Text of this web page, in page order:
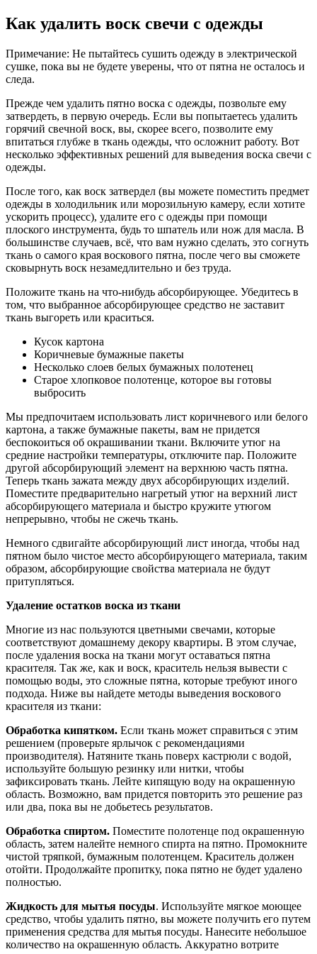
Как удалить воск свечи с одежды
Примечание: Не пытайтесь сушить одежду в электрической
сушке, пока вы не будете уверены, что от пятна не осталось и
следа.
Прежде чем удалить пятно воска с одежды, позвольте ему
затвердеть, в первую очередь. Если вы попытаетесь удалить
горячий свечной воск, вы, скорее всего, позволите ему
впитаться глубже в ткань одежды, что осложнит работу. Вот
несколько эффективных решений для выведения воска свечи с
одежды.
После того, как воск затвердел (вы можете поместить предмет
одежды в холодильник или морозильную камеру, если хотите
ускорить процесс), удалите его с одежды при помощи
плоского инструмента, будь то шпатель или нож для масла. В
большинстве случаев, всё, что вам нужно сделать, это согнуть
ткань о самого края воскового пятна, после чего вы сможете
сковырнуть воск незамедлительно и без труда.
Положите ткань на что-нибудь абсорбирующее. Убедитесь в
том, что выбранное абсорбирующее средство не заставит
ткань выгореть или краситься.
Кусок картона
Коричневые бумажные пакеты
Несколько слоев белых бумажных полотенец
Старое хлопковое полотенце, которое вы готовы
выбросить
Мы предпочитаем использовать лист коричневого или белого
картона, а также бумажные пакеты, вам не придется
беспокоиться об окрашивании ткани. Включите утюг на
средние настройки температуры, отключите пар. Положите
другой абсорбирующий элемент на верхнюю часть пятна.
Теперь ткань зажата между двух абсорбирующих изделий.
Поместите предварительно нагретый утюг на верхний лист
абсорбирующего материала и быстро кружите утюгом
непрерывно, чтобы не сжечь ткань.
Немного сдвигайте абсорбирующий лист иногда, чтобы над
пятном было чистое место абсорбирующего материала, таким
образом, абсорбирующие свойства материала не будут
притупляться.
Удаление остатков воска из ткани
Многие из нас пользуются цветными свечами, которые
соответствуют домашнему декору квартиры. В этом случае,
после удаления воска на ткани могут оставаться пятна
красителя. Так же, как и воск, краситель нельзя вывести с
помощью воды, это сложные пятна, которые требуют иного
подхода. Ниже вы найдете методы выведения воскового
красителя из ткани:
Обработка кипятком. Если ткань может справиться с этим
решением (проверьте ярлычок с рекомендациями
производителя). Натяните ткань поверх кастрюли с водой,
используйте большую резинку или нитки, чтобы
зафиксировать ткань. Лейте кипящую воду на окрашенную
область. Возможно, вам придется повторить это решение раз
или два, пока вы не добьетесь результатов.
Обработка спиртом. Поместите полотенце под окрашенную
область, затем налейте немного спирта на пятно. Промокните
чистой тряпкой, бумажным полотенцем. Краситель должен
отойти. Продолжайте пропитку, пока пятно не будет удалено
полностью.
Жидкость для мытья посуды. Используйте мягкое моющее
средство, чтобы удалить пятно, вы можете получить его путем
применения средства для мытья посуды. Нанесите небольшое
количество на окрашенную область. Аккуратно вотрите